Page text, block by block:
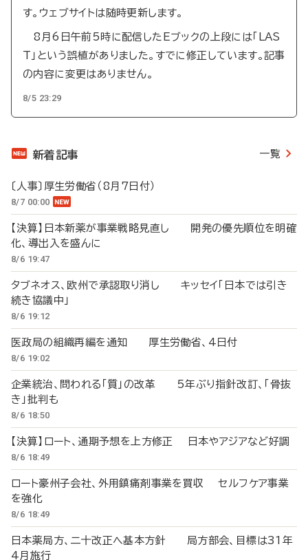
す。ウェブサイトは随時更新します。
8月6日午前5時に配信したEブックの上段には「LAS
T」という誤植がありました。すでに修正しています。記事
の内容に変更はありません。
8/5 23:29
新着記事 一覧
〔人事〕厚生労働省（8月7日付）
8/7 00:00
【決算】日本新薬が事業戦略見直し 開発の優先順位を明確
化、導出入を盛んに
8/6 19:47
タブネオス、欧州で承認取り消し キッセイ「日本では引き
続き協議中」
8/6 19:12
医政局の組織再編を通知 厚生労働省、4日付
8/6 19:02
企業統治、問われる「質」の改革 5年ぶり指針改訂、「骨抜
き」批判も
8/6 18:50
【決算】ロート、通期予想を上方修正 日本やアジアなど好調
8/6 18:49
ロート豪州子会社、外用鎮痛剤事業を買収 セルフケア事業
を強化
8/6 18:49
日本薬局方、二十改正へ基本方針 局方部会、目標は31年
4月施行